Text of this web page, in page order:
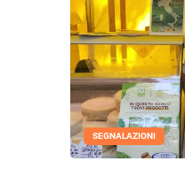
SEGNALAZIONI